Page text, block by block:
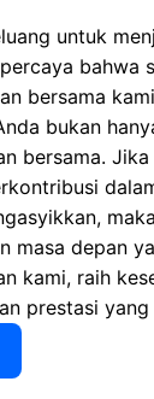
untuk
bersama
bukan
bersama.
masa depan
kami, raih
prestasi